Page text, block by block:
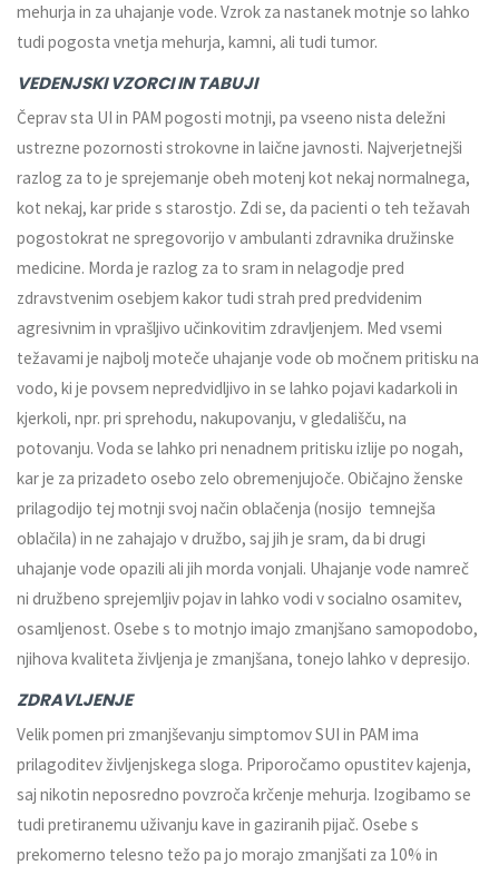
mehurja in za uhajanje vode. Vzrok za nastanek motnje so lahko
tudi pogosta vnetja mehurja, kamni, ali tudi tumor.
VEDENJSKI VZORCI IN TABUJI
Čeprav sta UI in PAM pogosti motnji, pa vseeno nista deležni
ustrezne pozornosti strokovne in laične javnosti. Najverjetnejši
razlog za to je sprejemanje obeh motenj kot nekaj normalnega,
kot nekaj, kar pride s starostjo. Zdi se, da pacienti o teh težavah
pogostokrat ne spregovorijo v ambulanti zdravnika družinske
medicine. Morda je razlog za to sram in nelagodje pred
zdravstvenim osebjem kakor tudi strah pred predvidenim
agresivnim in vprašljivo učinkovitim zdravljenjem. Med vsemi
težavami je najbolj moteče uhajanje vode ob močnem pritisku na
vodo, ki je povsem nepredvidljivo in se lahko pojavi kadarkoli in
kjerkoli, npr. pri sprehodu, nakupovanju, v gledališču, na
potovanju. Voda se lahko pri nenadnem pritisku izlije po nogah,
kar je za prizadeto osebo zelo obremenjujoče. Običajno ženske
prilagodijo tej motnji svoj način oblačenja (nosijo temnejša
oblačila) in ne zahajajo v družbo, saj jih je sram, da bi drugi
uhajanje vode opazili ali jih morda vonjali. Uhajanje vode namreč
ni družbeno sprejemljiv pojav in lahko vodi v socialno osamitev,
osamljenost. Osebe s to motnjo imajo zmanjšano samopodobo,
njihova kvaliteta življenja je zmanjšana, tonejo lahko v depresijo.
ZDRAVLJENJE
Velik pomen pri zmanjševanju simptomov SUI in PAM ima
prilagoditev življenjskega sloga. Priporočamo opustitev kajenja,
saj nikotin neposredno povzroča krčenje mehurja. Izogibamo se
tudi pretiranemu uživanju kave in gaziranih pijač. Osebe s
prekomerno telesno težo pa jo morajo zmanjšati za 10% in